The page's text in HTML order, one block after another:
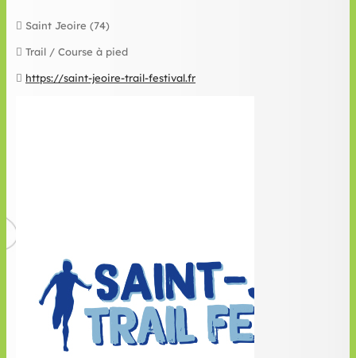
Saint Jeoire (74)
Trail / Course à pied
https://saint-jeoire-trail-festival.fr